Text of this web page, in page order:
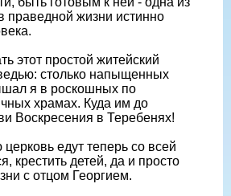
праведной жизни истинно
этот простой житейский
столько напыщенных
я в роскошных по
храмах. Куда им до
Воскресения в Теребенях!
едут теперь со всей
крестить детей, да и просто
с отцом Георгием.